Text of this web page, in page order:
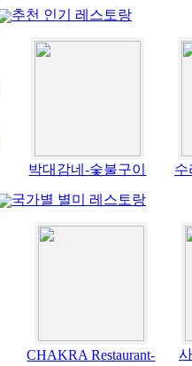
추천 인기 레스토랑
박대감네-숯불구이
수
국가별 별미 레스토랑
CHAKRA Restaurant-